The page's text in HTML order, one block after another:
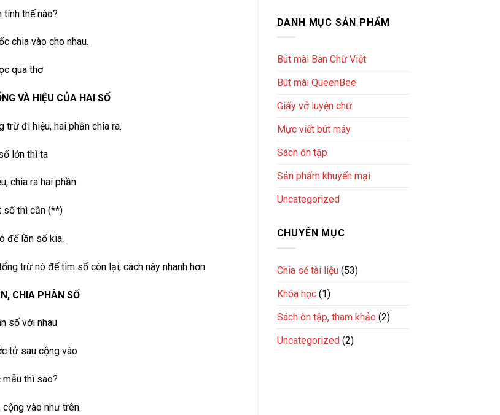
tính thế nào?
chia vào cho nhau.
VÀ HIỆU CỦA HAI SỐ
trừ đi hiệu, hai phần chia ra.
lớn thì ta
chia ra hai phần.
số thì cần (**)
để lần số kia.
trừ nó để tìm số còn lại, cách này nhanh hơn
CHIA PHÂN SỐ
số với nhau
tử sau cộng vào
mẫu thì sao?
vào như trên.
DANH MỤC SẢN PHẨM
Bút mài Ban Chữ Việt
Bút mài QueenBee
Giấy vở luyện chữ
Mực viết bút máy
Sách ôn tập
Sản phẩm khuyến mại
Uncategorized
CHUYÊN MỤC
Chia sẻ tài liệu(53)
Khóa học(1)
Sách ôn tập, tham khảo (2)
Uncategorized(2)